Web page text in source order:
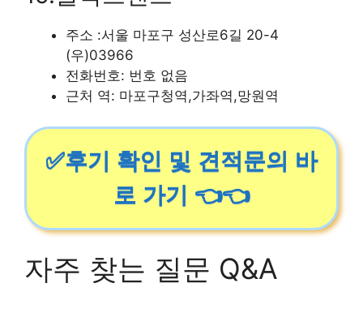
주소 :서울 마포구 성산로6길 20-4
(우)03966
전화번호: 번호 없음
근처 역: 마포구청역,가좌역,망원역
✅후기 확인 및 견적문의 바
로 가기 👈👈
자주 찾는 질문 Q&A